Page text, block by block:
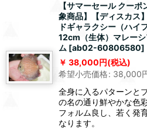
【サマーセール クー
象商品】【ディスカス
ドギャラクシー（ハイ
12cm（生体）マレー
ム [ab02-60806580]
38,000円(税込)
希望小売価格: 38,000
全身に入るパターンと
の名の通り鮮やかな色
フォルム良し、若く発
なります。